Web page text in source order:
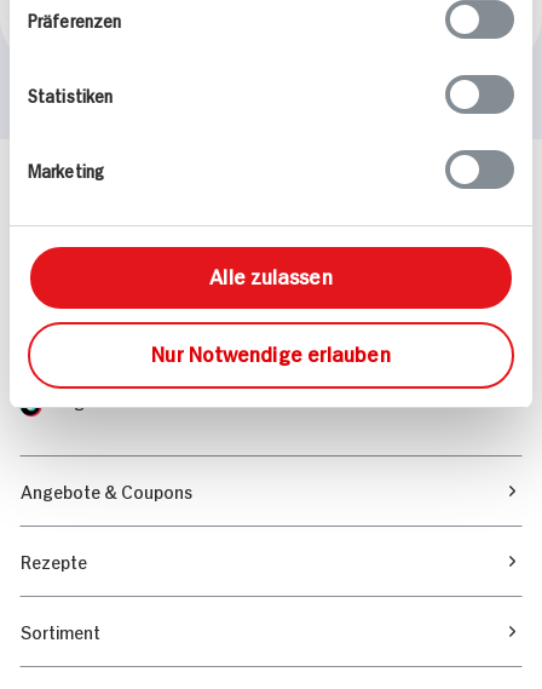
Präferenzen
Statistiken
Marketing
Alle zulassen
Nur Notwendige erlauben
Leicht
Mehr Informationen in unserem FAQ
kontakt
hit.de
Wir beantworten gerne Ihre Fragen
(0228) 42967 0
Freitags: 9 bis 13 Uhr
Angebote & Coupons
Rezepte
Sortiment